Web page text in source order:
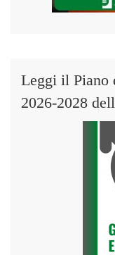
Leggi il Piano
2026-2028